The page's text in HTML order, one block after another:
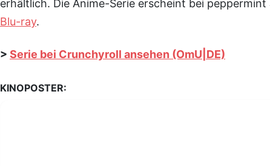
erhältlich. Die Anime-Serie erscheint bei peppermint
Blu-ray.
Serie bei Crunchyroll ansehen (OmU|DE)
KINOPOSTER: